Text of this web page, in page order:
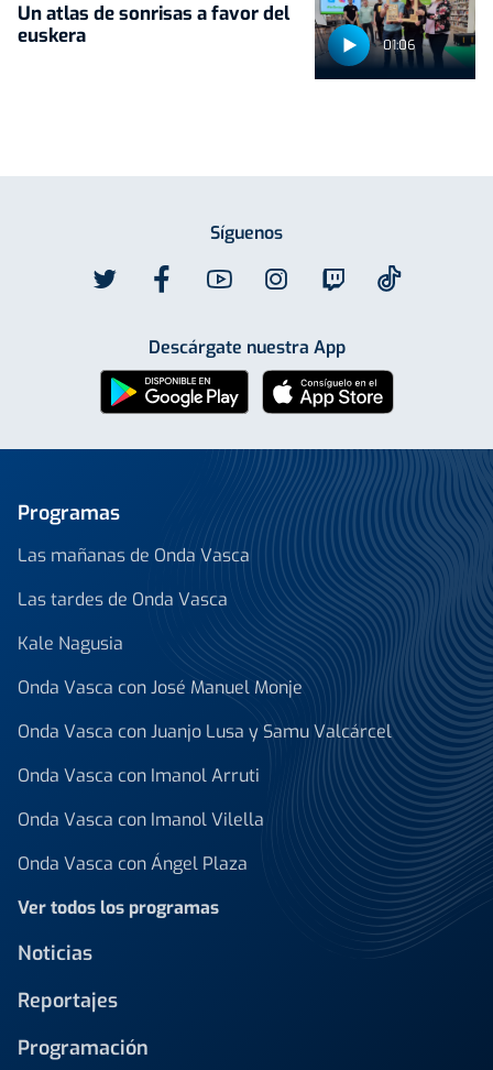
01:06
Un atlas de sonrisas a favor del
euskera
Síguenos
Descárgate nuestra App
Programas
Las mañanas de Onda Vasca
Las tardes de Onda Vasca
Kale Nagusia
Onda Vasca con José Manuel Monje
Onda Vasca con Juanjo Lusa y Samu Valcárcel
Onda Vasca con Imanol Arruti
Onda Vasca con Imanol Vilella
Onda Vasca con Ángel Plaza
Ver todos los programas
Noticias
Reportajes
Programación